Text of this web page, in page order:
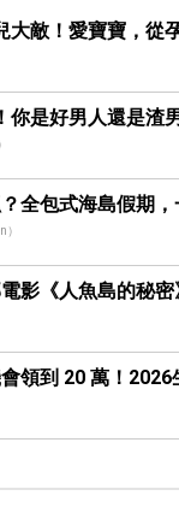
大敵！愛寶寶，從
你是好男人還是渣
全包式海島假期
）
影《人魚島的秘
領到 20 萬！